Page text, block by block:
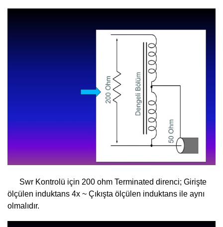
Swr Kontrolü için 200 ohm Terminated direnci; Girişte
ölçülen induktans 4x ~ Çıkışta ölçülen induktans ile aynı
olmalıdır.